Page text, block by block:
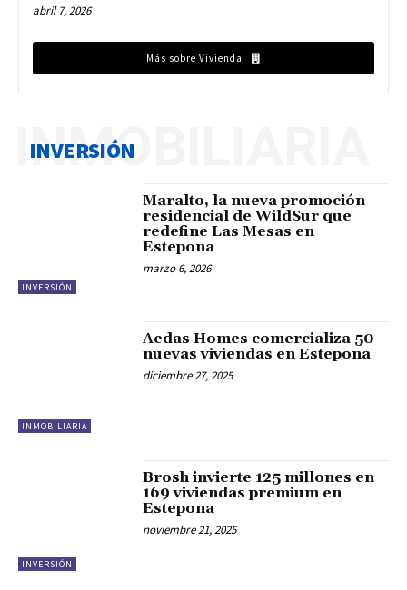
abril 7, 2026
Más sobre Vivienda
INVERSIÓN
INMOBILIARIA
INVERSIÓN
Maralto, la nueva promoción
residencial de WildSur que
redefine Las Mesas en
Estepona
marzo 6, 2026
INMOBILIARIA
Aedas Homes comercializa 50
nuevas viviendas en Estepona
diciembre 27, 2025
INVERSIÓN
Brosh invierte 125 millones en
169 viviendas premium en
Estepona
noviembre 21, 2025